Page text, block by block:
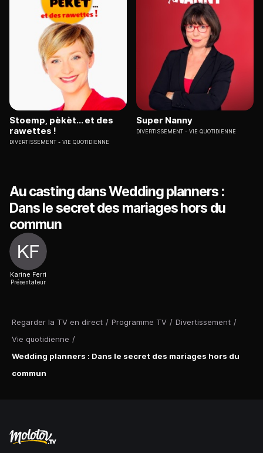
Regarder la TV en direct / Programme TV / Divertissement /
Vie quotidienne /
Wedding planners : Dans le secret des mariages hors du
commun
Stoemp, pèkèt... et des
rawettes !
DIVERTISSEMENT VIE QUOTIDIENNE
Super Nanny
DIVERTISSEMENT VIE QUOTIDIENNE
Au casting dans Wedding planners :
Dans le secret des mariages hors du
commun
Karine Ferri
Présentateur